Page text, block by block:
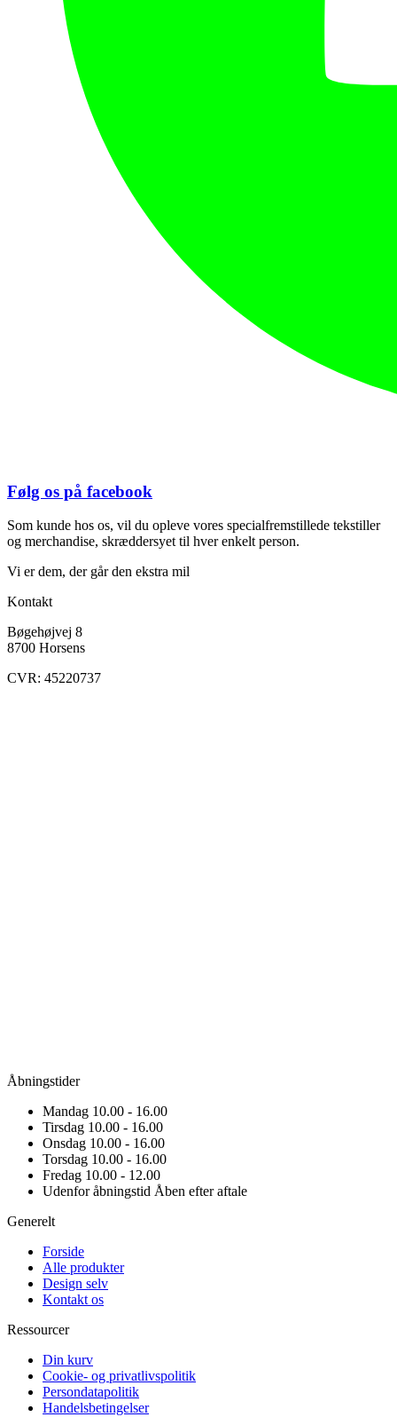
Følg os på facebook
Som kunde hos os, vil du opleve vores specialfremstillede tekstiller
og merchandise, skræddersyet til hver enkelt person.
Vi er dem, der går den ekstra mil
Kontakt
Bøgehøjvej 8
8700 Horsens
CVR: 45220737
Åbningstider
Mandag 10.00 - 16.00
Tirsdag 10.00 - 16.00
Onsdag 10.00 - 16.00
Torsdag 10.00 - 16.00
Fredag 10.00 - 12.00
Udenfor åbningstid Åben efter aftale
Generelt
Forside
Alle produkter
Design selv
Kontakt os
Ressourcer
Din kurv
Cookie- og privatlivspolitik
Persondatapolitik
Handelsbetingelser